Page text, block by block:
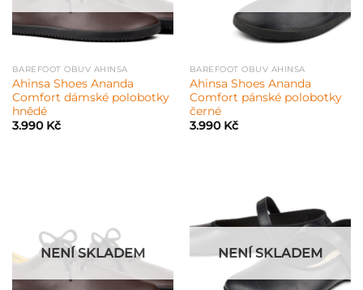
BAREFOOT OBUV AHINSA
Ahinsa Shoes Ananda
Comfort dámské polobotky
hnědé
3.990 Kč
BAREFOOT OBUV AHINSA
Ahinsa Shoes Ananda
Comfort pánské polobotky
černé
3.990 Kč
NENÍ SKLADEM NENÍ SKLADEM